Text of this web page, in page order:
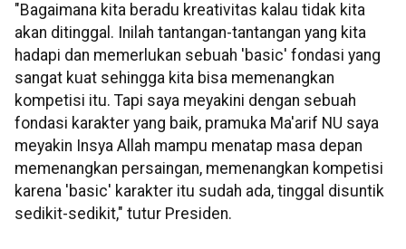
"Bagaimana kita beradu kreativitas kalau tidak kita
akan ditinggal. Inilah tantangan-tantangan yang kita
hadapi dan memerlukan sebuah 'basic' fondasi yang
sangat kuat sehingga kita bisa memenangkan
kompetisi itu. Tapi saya meyakini dengan sebuah
fondasi karakter yang baik, pramuka Ma'arif NU saya
meyakin Insya Allah mampu menatap masa depan
memenangkan persaingan, memenangkan kompetisi
karena 'basic' karakter itu sudah ada, tinggal disuntik
sedikit-sedikit," tutur Presiden.